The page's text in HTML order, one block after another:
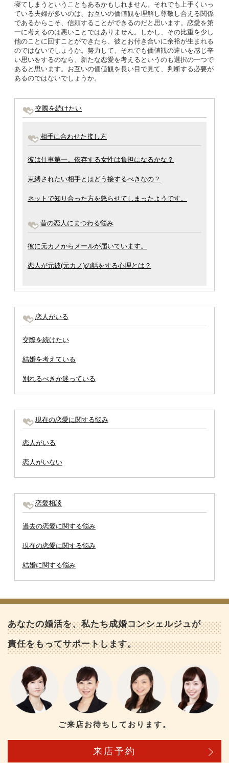
寝てしまうということもあるかもしれません。それでも上手くいっ
ている夫婦が多いのは、お互いの価値観を理解し尊敬し合える関係
であるからこそ、信頼することができるのだと思います。恋愛を第
一に考えるのは悪いことではありません。しかし、その比重を少し
他のことに回すことができたら、彼とお付き合いに余裕が生まれる
のではないでしょうか。努力して、それでも価値観の違いを感じ辛
い思いをするのなら、新たな恋愛を考えるというのも選択の一つで
あると思います。お互いの価値観を長い目で見て、判断する必要が
あるのではないでしょうか。
交際を続けたい
相手に合わせた接し方
彼は仕事第一。依存する女性は負担になるかな？
束縛されたい相手とはどう接するべきなの？
ネットで知り合った方を怒らせてしまったようです。
昔の恋人にまつわる悩み
彼に元カノからメールが届いています。
恋人が元彼(元カノ)の話をする心理とは？
恋人がいる
交際を続けたい
結婚を考えている
別れるべきか迷っている
現在の恋愛に関する悩み
恋人がいる
恋人がいない
恋愛相談
過去の恋愛に関する悩み
現在の恋愛に関する悩み
結婚に関する悩み
あなたの婚活を、私たち成婚コンシェルジュが
責任をもってサポートします。
ご来店お待ちしております。
来店予約